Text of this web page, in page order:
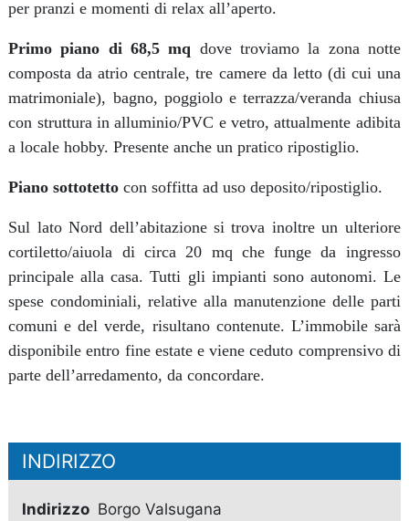
per pranzi e momenti di relax all’aperto.
Primo piano di 68,5 mq dove troviamo la zona notte
composta da atrio centrale, tre camere da letto (di cui una
matrimoniale), bagno, poggiolo e terrazza/veranda chiusa
con struttura in alluminio/PVC e vetro, attualmente adibita
a locale hobby. Presente anche un pratico ripostiglio.
Piano sottotetto con soffitta ad uso deposito/ripostiglio.
Sul lato Nord dell’abitazione si trova inoltre un ulteriore
cortiletto/aiuola di circa 20 mq che funge da ingresso
principale alla casa. Tutti gli impianti sono autonomi. Le
spese condominiali, relative alla manutenzione delle parti
comuni e del verde, risultano contenute. L’immobile sarà
disponibile entro fine estate e viene ceduto comprensivo di
parte dell’arredamento, da concordare.
INDIRIZZO
Indirizzo Borgo Valsugana